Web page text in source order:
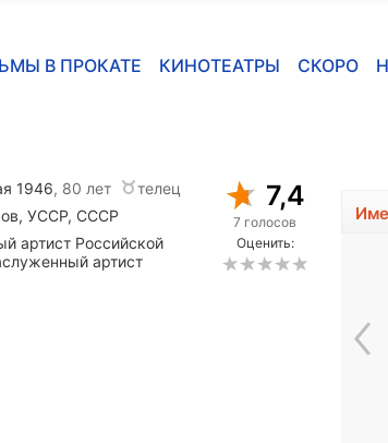
В ПРОКАТЕ КИНОТЕАТРЫ СКОРО
1946, 80 лет
телец
УССР, СССР
артист Российской
артист
7,4
7 голосов
Оценить: